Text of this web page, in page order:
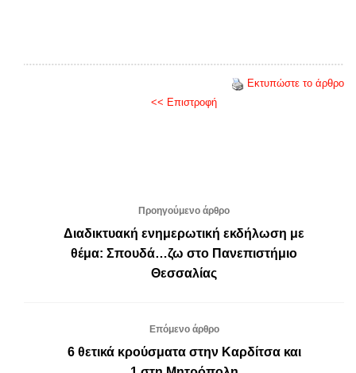
Εκτυπώστε το άρθρο
<< Επιστροφή
Προηγούμενο άρθρο
Διαδικτυακή ενημερωτική εκδήλωση με
θέμα: Σπουδά…ζω στο Πανεπιστήμιο
Θεσσαλίας
Επόμενο άρθρο
6 θετικά κρούσματα στην Καρδίτσα και